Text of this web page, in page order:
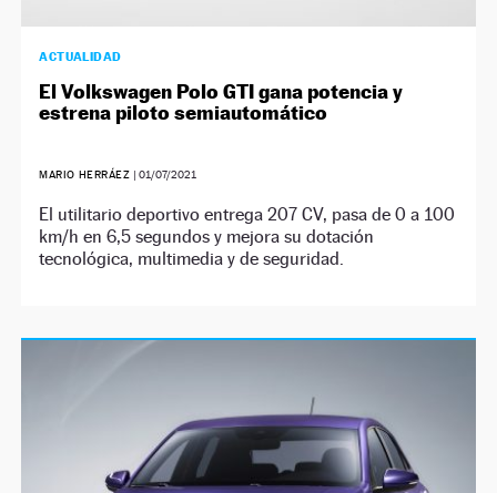
ACTUALIDAD
El Volkswagen Polo GTI gana potencia y
estrena piloto semiautomático
MARIO HERRÁEZ | 01/07/2021
El utilitario deportivo entrega 207 CV, pasa de 0 a 100
km/h en 6,5 segundos y mejora su dotación
tecnológica, multimedia y de seguridad.